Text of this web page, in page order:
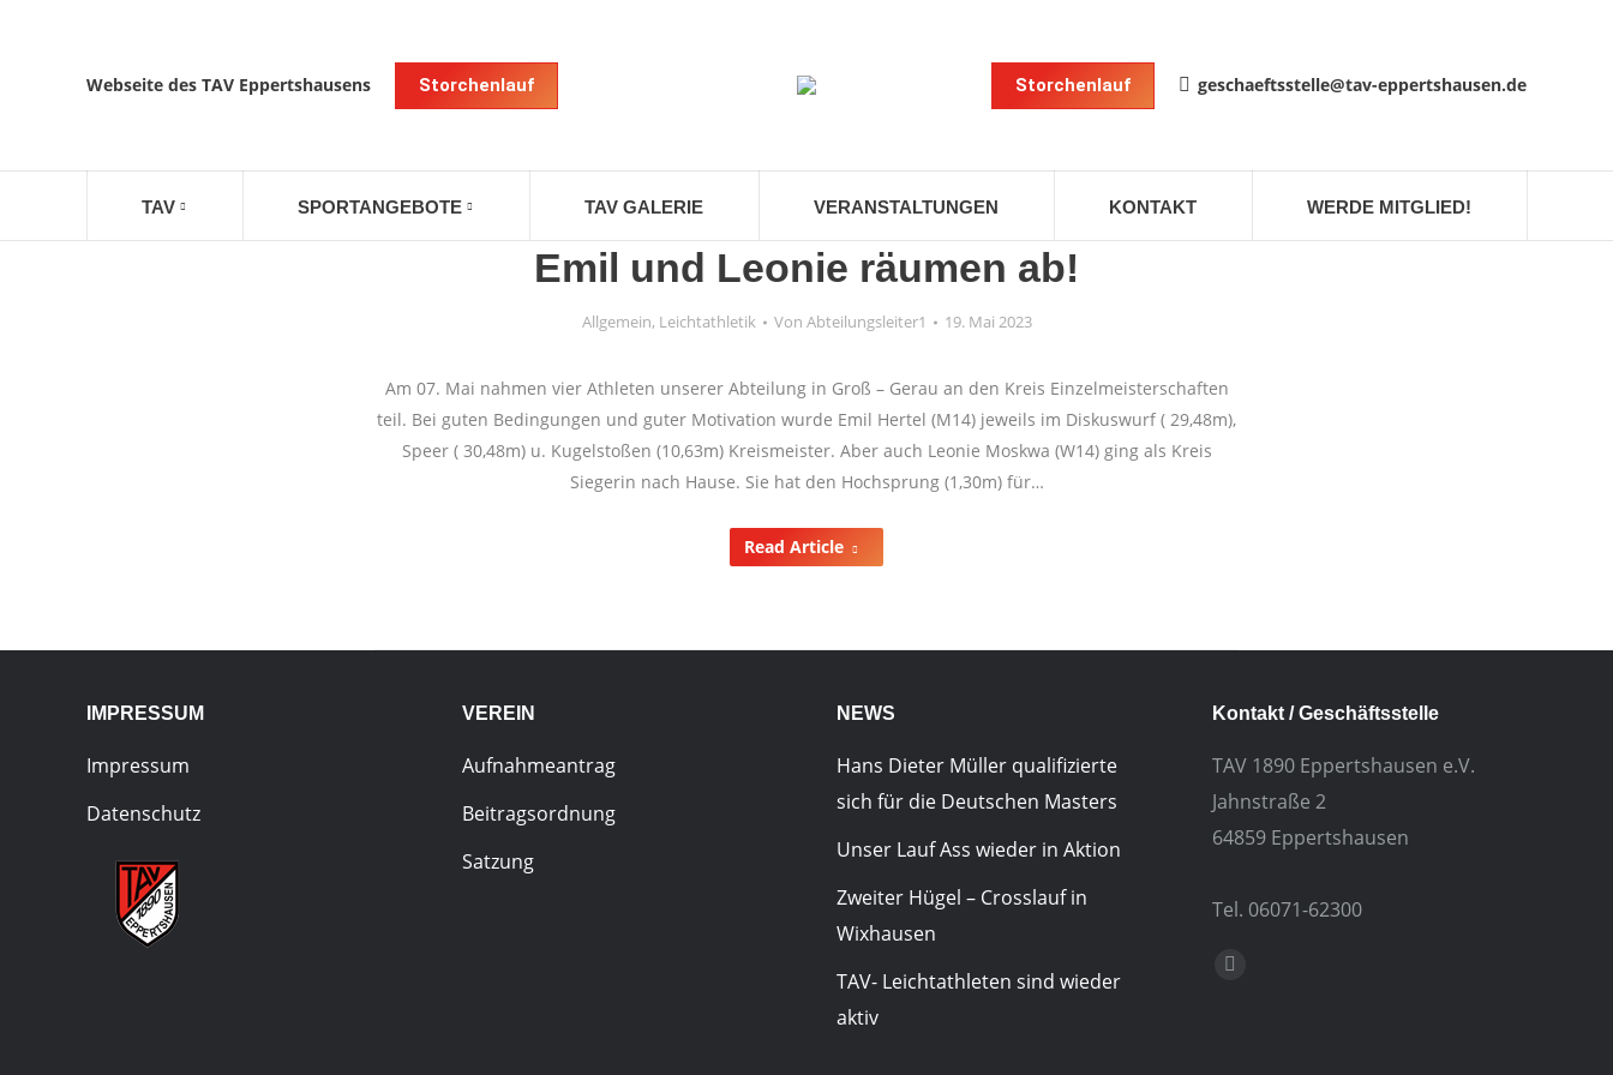
Webseite des TAV Eppertshausens Storchenlauf Storchenlauf geschaeftsstelle@tav-eppertshausen.de
TAV SPORTANGEBOTE TAV GALERIE VERANSTALTUNGEN KONTAKT WERDE MITGLIED!
Emil und Leonie räumen ab!
Allgemein, Leichtathletik Von Abteilungsleiter1 19. Mai 2023
Am 07. Mai nahmen vier Athleten unserer Abteilung in Groß – Gerau an den Kreis Einzelmeisterschaften
teil. Bei guten Bedingungen und guter Motivation wurde Emil Hertel (M14) jeweils im Diskuswurf ( 29,48m),
Speer ( 30,48m) u. Kugelstoßen (10,63m) Kreismeister. Aber auch Leonie Moskwa (W14) ging als Kreis
Siegerin nach Hause. Sie hat den Hochsprung (1,30m) für…
Read Article
IMPRESSUM
Impressum
Datenschutz
VEREIN
Aufnahmeantrag
Beitragsordnung
Satzung
NEWS
Hans Dieter Müller qualifizierte
sich für die Deutschen Masters
Unser Lauf Ass wieder in Aktion
Zweiter Hügel – Crosslauf in
Wixhausen
TAV- Leichtathleten sind wieder
aktiv
Kontakt / Geschäftsstelle
TAV 1890 Eppertshausen e.V.
Jahnstraße 2
64859 Eppertshausen
Tel. 06071-62300
Finden Sie uns auf:
E-